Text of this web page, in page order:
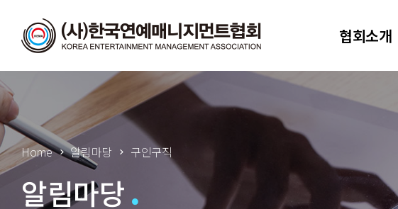
협회소개
Home 알림마당 구인구직
알림마당